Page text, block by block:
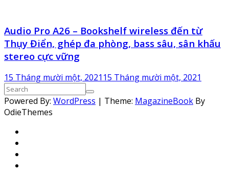
Audio Pro A26 – Bookshelf wireless đến từ
Thụy Điển, ghép đa phòng, bass sâu, sân khấu
stereo cực vững
15 Tháng mười một, 2021 15 Tháng mười một, 2021
Powered By: WordPress | Theme: MagazineBook By
OdieThemes